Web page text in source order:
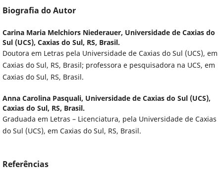
Biografia do Autor
Carina Maria Melchiors Niederauer, Universidade de Caxias do
Sul (UCS), Caxias do Sul, RS, Brasil.
Doutora em Letras pela Universidade de Caxias do Sul (UCS), em
Caxias do Sul, RS, Brasil; professora e pesquisadora na UCS, em
Caxias do Sul, RS, Brasil.
Anna Carolina Pasquali, Universidade de Caxias do Sul (UCS),
Caxias do Sul, RS, Brasil.
Graduada em Letras – Licenciatura, pela Universidade de Caxias
do Sul (UCS), em Caxias do Sul, RS, Brasil.
Referências